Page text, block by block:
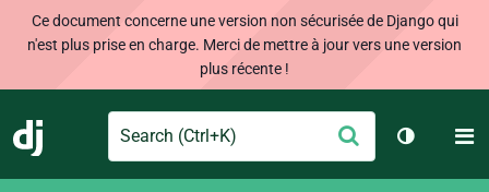
Ce document concerne une version non sécurisée de Django qui
n'est plus prise en charge. Merci de mettre à jour vers une version
plus récente !
Django
Search Envoyer
Changer